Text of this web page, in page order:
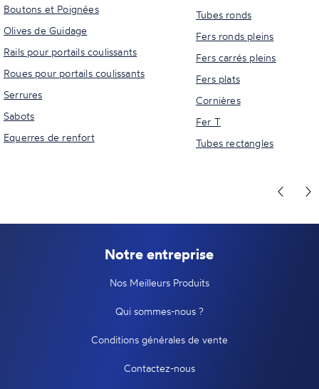
Boutons et Poignées
Olives de Guidage
Rails pour portails coulissants
Roues pour portails coulissants
Serrures
Sabots
Equerres de renfort
Tubes ronds
Fers ronds pleins
Fers carrés pleins
Fers plats
Cornières
Fer T
Tubes rectangles
Notre entreprise
Nos Meilleurs Produits
Qui sommes-nous ?
Conditions générales de vente
Contactez-nous